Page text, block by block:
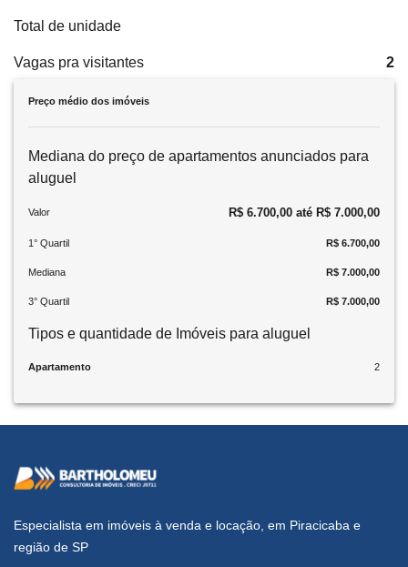
Total de unidade
Vagas pra visitantes 2
Preço médio dos imóveis
Mediana do preço de apartamentos anunciados para
aluguel
Valor R$ 6.700,00 até R$ 7.000,00
1° Quartil R$ 6.700,00
Mediana R$ 7.000,00
3° Quartil R$ 7.000,00
Tipos e quantidade de Imóveis para aluguel
Apartamento 2
Especialista em imóveis à venda e locação, em Piracicaba e
região de SP